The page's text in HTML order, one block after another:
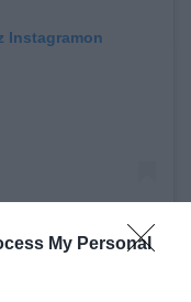
My Personal
Instagramon